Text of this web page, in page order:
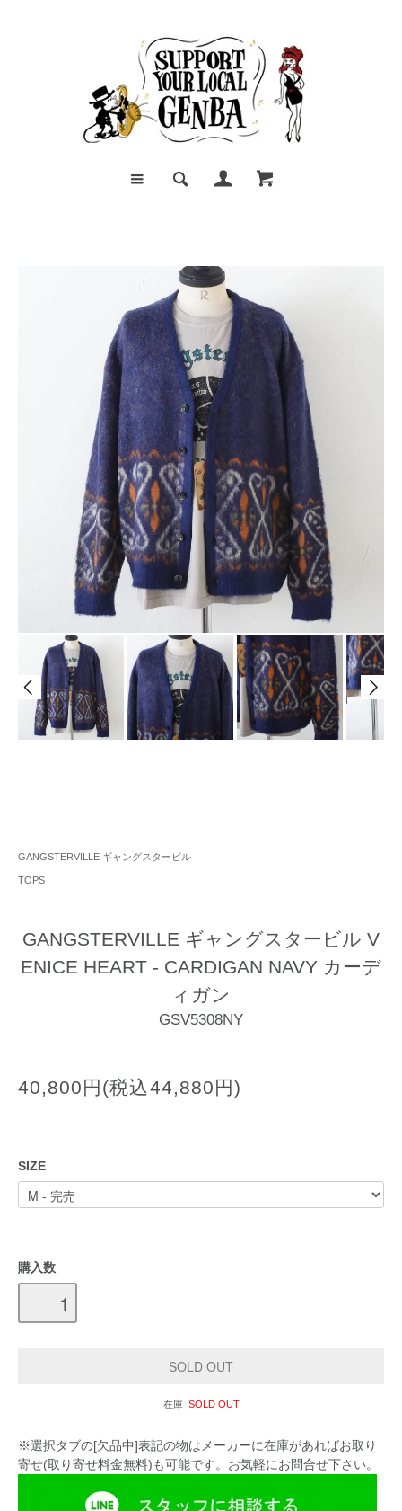
GANGSTERVILLE ギャングスタービル
TOPS
GANGSTERVILLE ギャングスタービル V
ENICE HEART - CARDIGAN NAVY カーデ
ィガン
GSV5308NY
40,800円(税込44,880円)
SIZE
購入数
在庫 SOLD OUT
※選択タブの[欠品中]表記の物はメーカーに在庫があればお取り
寄せ(取り寄せ料金無料)も可能です。お気軽にお問合せ下さい。